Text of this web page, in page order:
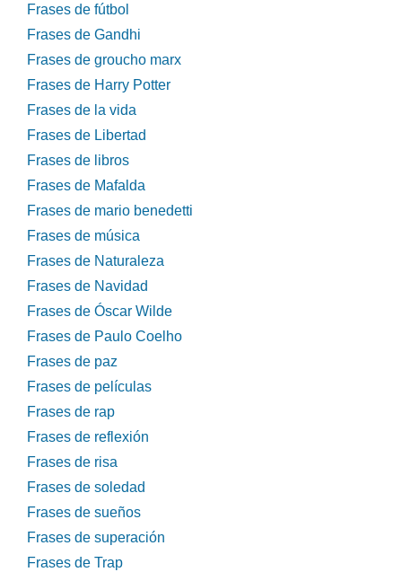
Frases de fútbol
Frases de Gandhi
Frases de groucho marx
Frases de Harry Potter
Frases de la vida
Frases de Libertad
Frases de libros
Frases de Mafalda
Frases de mario benedetti
Frases de música
Frases de Naturaleza
Frases de Navidad
Frases de Óscar Wilde
Frases de Paulo Coelho
Frases de paz
Frases de películas
Frases de rap
Frases de reflexión
Frases de risa
Frases de soledad
Frases de sueños
Frases de superación
Frases de Trap